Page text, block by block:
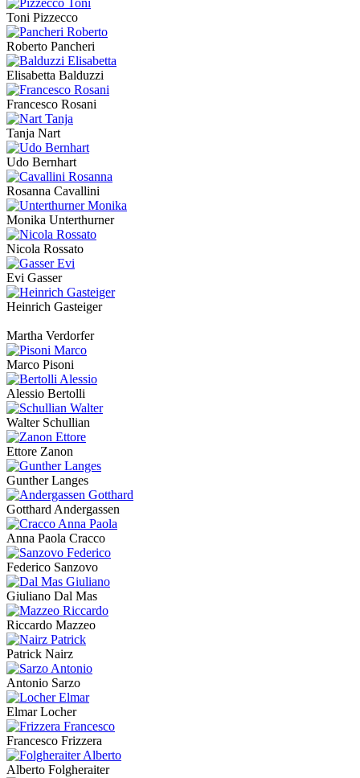
Toni Pizzecco
Roberto Pancheri
Elisabetta Balduzzi
Francesco Rosani
Tanja Nart
Udo Bernhart
Rosanna Cavallini
Monika Unterthurner
Nicola Rossato
Evi Gasser
Heinrich Gasteiger
Martha Verdorfer
Marco Pisoni
Alessio Bertolli
Walter Schullian
Ettore Zanon
Gunther Langes
Gotthard Andergassen
Anna Paola Cracco
Federico Sanzovo
Giuliano Dal Mas
Riccardo Mazzeo
Patrick Nairz
Antonio Sarzo
Elmar Locher
Francesco Frizzera
Alberto Folgheraiter